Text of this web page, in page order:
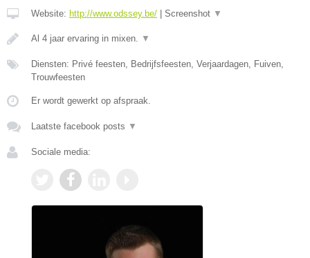
Website: http://www.odssey.be/ Screenshot ▼
Al 4 jaar ervaring in mixen. ▼
Diensten: Privé feesten, Bedrijfsfeesten, Verjaardagen, Fuiven,
Trouwfeesten
Er wordt gewerkt op afspraak.
Laatste facebook posts ▼
Sociale media: